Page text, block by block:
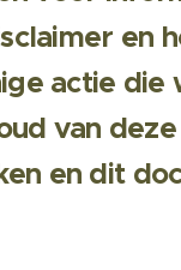
en
actie die
van
en dit